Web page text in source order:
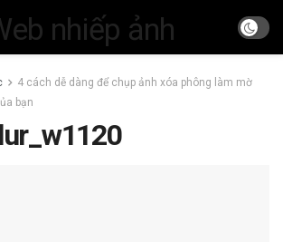
4 cách dễ dàng để chụp ảnh xóa phông làm mờ
bạn